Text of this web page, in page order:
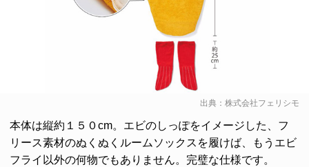
出典： 株式会社フェリシモ
本体は縦約１５０cm。エビのしっぽをイメージした、フ
リース素材のぬくぬくルームソックスを履けば、もうエビ
フライ以外の何物でもありません。完璧な仕様です。